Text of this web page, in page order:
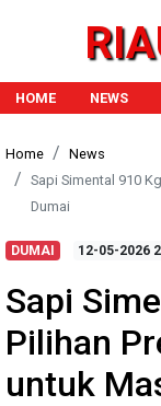
HOME
NEWS
Home
News
Sapi Simental 910
Dumai
DUMAI 12-05-2026
Sapi
Pilihan
untuk